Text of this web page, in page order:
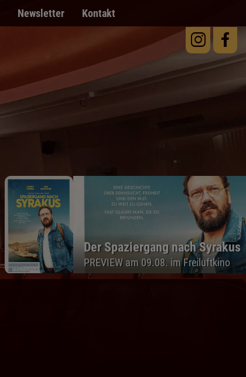
Newsletter Kontakt
Steckerlfischfiasko
PREVIEW am 12.08. im